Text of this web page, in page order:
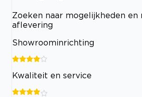
Zoeken naar mogelijkheden
aflevering
Showroominrichting
Kwaliteit en service